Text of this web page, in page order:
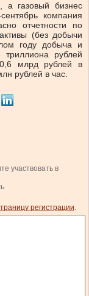
газовый бизнес
компания
отчетности по
(без добычи
году добыча и
триллиона рублей
млрд рублей в
рублей в час.
участвовать в
регистрации.